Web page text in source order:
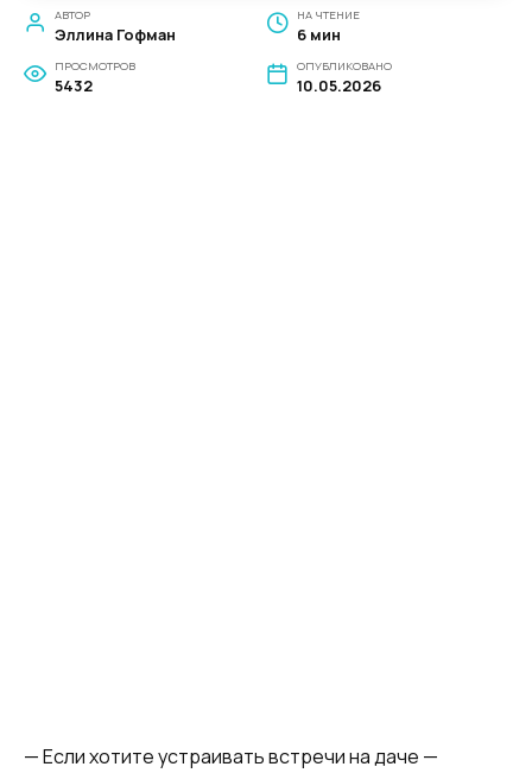
АВТОР
Эллина Гофман
НА ЧТЕНИЕ
6 мин
ПРОСМОТРОВ
5432
ОПУБЛИКОВАНО
10.05.2026
— Если хотите устраивать встречи на даче —